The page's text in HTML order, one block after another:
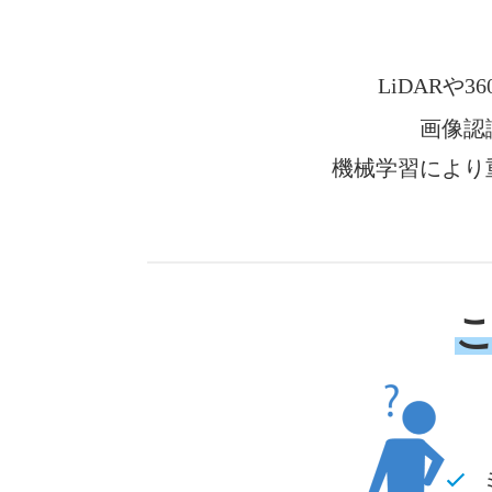
LiDARや
画像認
機械学習によ